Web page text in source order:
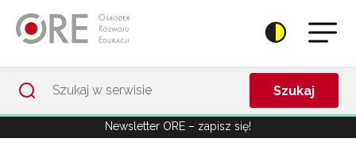
Szukaj
Newsletter ORE – zapisz się!